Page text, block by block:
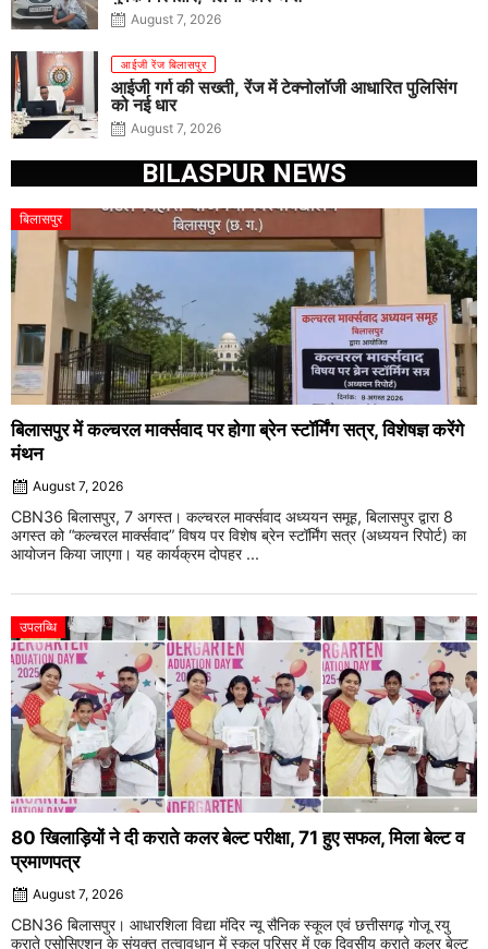
August 7, 2026
आईजी रेंज बिलासपुर
आईजी गर्ग की सख्ती, रेंज में टेक्नोलॉजी आधारित पुलिसिंग
को नई धार
August 7, 2026
BILASPUR NEWS
बिलासपुर
बिलासपुर में कल्चरल मार्क्सवाद पर होगा ब्रेन स्टॉर्मिंग सत्र, विशेषज्ञ करेंगे
मंथन
August 7, 2026
CBN36 बिलासपुर, 7 अगस्त। कल्चरल मार्क्सवाद अध्ययन समूह, बिलासपुर द्वारा 8
अगस्त को “कल्चरल मार्क्सवाद” विषय पर विशेष ब्रेन स्टॉर्मिंग सत्र (अध्ययन रिपोर्ट) का
आयोजन किया जाएगा। यह कार्यक्रम दोपहर ...
उपलब्धि
80 खिलाड़ियों ने दी कराते कलर बेल्ट परीक्षा, 71 हुए सफल, मिला बेल्ट व
प्रमाणपत्र
August 7, 2026
CBN36 बिलासपुर। आधारशिला विद्या मंदिर न्यू सैनिक स्कूल एवं छत्तीसगढ़ गोजू रयु
कराते एसोसिएशन के संयुक्त तत्वावधान में स्कूल परिसर में एक दिवसीय कराते कलर बेल्ट